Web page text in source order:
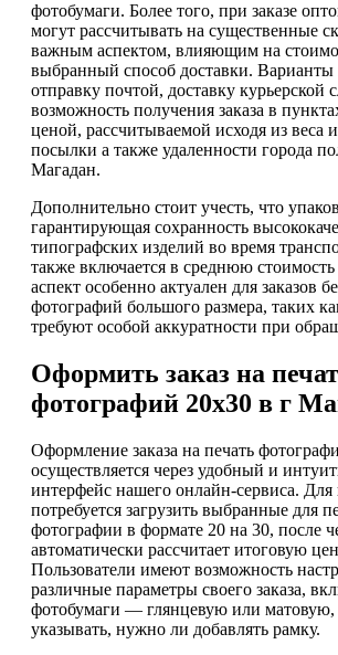
фотобумаги. Более того, при заказе
могут рассчитывать на существенные
важным аспектом, влияющим на
выбранный способ доставки. Варианты
отправку почтой, доставку курьерской
возможность получения заказа в
ценой, рассчитываемой исходя из веса
посылки а также удаленности города
Магадан.
Дополнительно стоит учесть, что
гарантирующая сохранность
типографских изделий во время
также включается в среднюю стоимость
аспект особенно актуален для заказов
фотографий большого размера, таких
требуют особой аккуратности при
Оформить заказ на
фотографий 20х30 в г
Оформление заказа на печать
осуществляется через удобный и
интерфейс нашего онлайн-сервиса. Для
потребуется загрузить выбранные для
фотографии в формате 20 на 30, после
автоматически рассчитает итоговую
Пользователи имеют возможность
различные параметры своего заказа,
фотобумаги — глянцевую или матовую,
указывать, нужно ли добавлять рамку.